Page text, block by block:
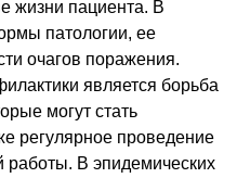
жизни пациента. В
патологии, ее
очагов поражения.
является борьба
могут стать
регулярное проведение
работы. В эпидемических